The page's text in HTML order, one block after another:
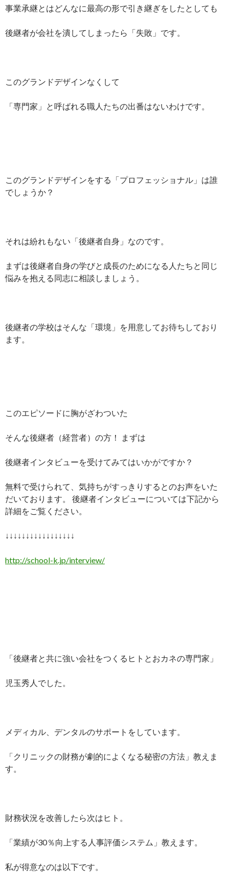
事業承継とはどんなに最高の形で引き継ぎをしたとしても
後継者が会社を潰してしまったら「失敗」です。
このグランドデザインなくして
「専門家」と呼ばれる職人たちの出番はないわけです。
このグランドデザインをする「プロフェッショナル」は誰
でしょうか？
それは紛れもない「後継者自身」なのです。
まずは後継者自身の学びと成長のためになる人たちと同じ
悩みを抱える同志に相談しましょう。
後継者の学校はそんな「環境」を用意してお待ちしており
ます。
このエピソードに胸がざわついた
そんな後継者（経営者）の方！ まずは
後継者インタビューを受けてみてはいかがですか？
無料で受けられて、気持ちがすっきりするとのお声をいた
だいております。 後継者インタビューについては下記から
詳細をご覧ください。
↓↓↓↓↓↓↓↓↓↓↓↓↓↓↓↓↓
http://school-k.jp/interview/
「後継者と共に強い会社をつくるヒトとおカネの専門家」
児玉秀人でした。
メディカル、デンタルのサポートをしています。
「クリニックの財務が劇的によくなる秘密の方法」教えま
す。
財務状況を改善したら次はヒト。
「業績が30％向上する人事評価システム」教えます。
私が得意なのは以下です。